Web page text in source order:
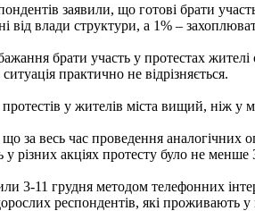
заявили, що готові брати
від влади структури, а 1% –
брати участь у протестах жителі
практично не відрізняється.
протестів у жителів міста вищий, ніж у
за весь час проведення аналогічних
у різних акціях протесту було не
3-11 грудня методом телефонних
респондентів, які проживають